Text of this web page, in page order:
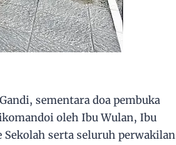
sementara doa pembuka
oleh Ibu Wulan, Ibu
Sekolah serta seluruh perwakilan